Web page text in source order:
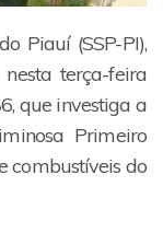
Piauí (SSP-PI),
terça-feira
que investiga a
Primeiro
combustíveis do